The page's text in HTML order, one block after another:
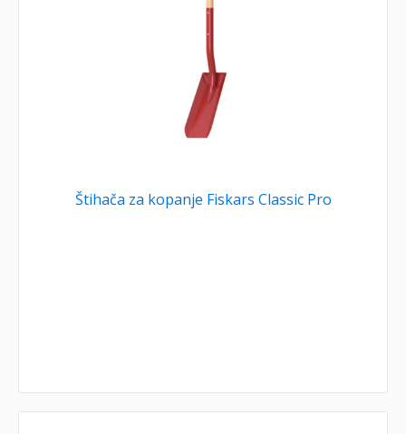
Štihača za kopanje Fiskars Classic Pro